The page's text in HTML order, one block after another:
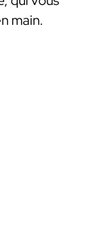
main.